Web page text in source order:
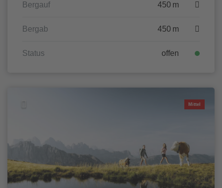
Bergauf 450 m
Bergab 450 m
Status offen
Mittel